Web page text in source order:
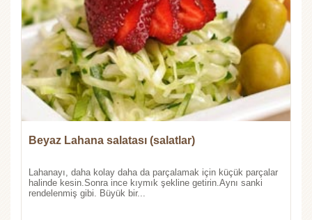
Beyaz Lahana salatası (salatlar)
Lahanayı, daha kolay daha da parçalamak için küçük parçalar
halinde kesin.Sonra ince kıymık şekline getirin.Aynı sanki
rendelenmiş gibi. Büyük bir...